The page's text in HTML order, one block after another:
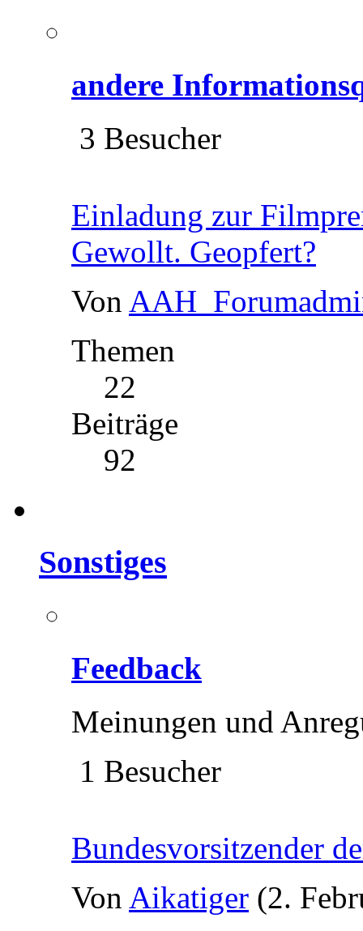
andere
3 Besucher
Einladung zur
Gewollt. Geopfert?
Von
Themen
22
Beiträge
92
Sonstiges
Feedback
Meinungen und
1 Besucher
Bundesvorsitzender
Von Aikatiger (2.